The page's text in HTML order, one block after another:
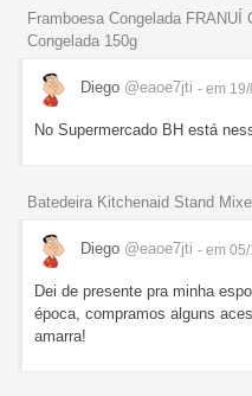
Framboesa Congelada
Congelada 150g
Diego @eaoe7jti - em
No Supermercado BH está
Batedeira Kitchenaid Stand
Diego @eaoe7jti - em
Dei de presente pra minha
época, compramos alguns
amarra!